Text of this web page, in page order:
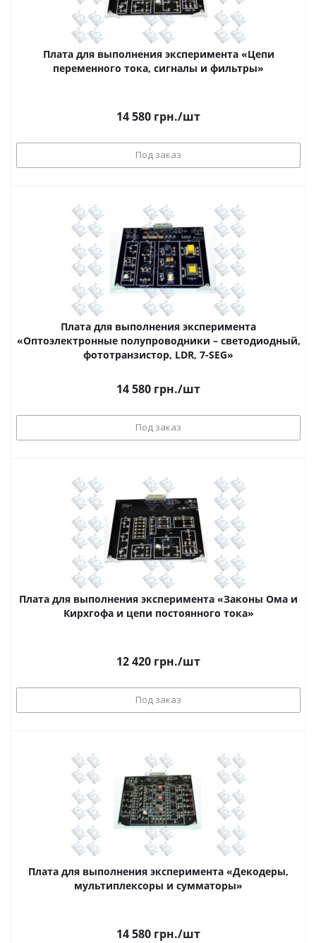
Плата для выполнения эксперимента «Цепи
переменного тока, сигналы и фильтры»
14 580 грн./шт
Под заказ
Плата для выполнения эксперимента
«Оптоэлектронные полупроводники – светодиодный,
фототранзистор, LDR, 7-SEG»
14 580 грн./шт
Под заказ
Плата для выполнения эксперимента «Законы Ома и
Кирхгофа и цепи постоянного тока»
12 420 грн./шт
Под заказ
Плата для выполнения эксперимента «Декодеры,
мультиплексоры и сумматоры»
14 580 грн./шт